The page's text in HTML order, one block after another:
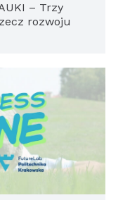
– Trzy
rozwoju